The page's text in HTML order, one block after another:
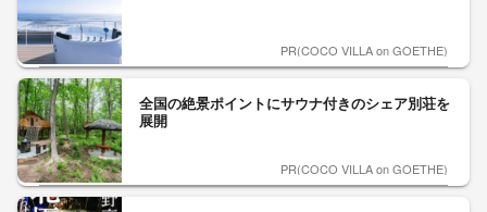
PR(COCO VILLA on GOETHE)
全国の絶景ポイントにサウナ付きのシェア別荘を
展開
PR(COCO VILLA on GOETHE)